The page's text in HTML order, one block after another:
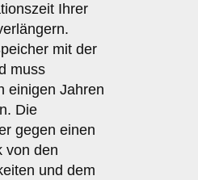
Ihrer
mit der
muss
einigen Jahren
Die
gegen einen
von den
und dem